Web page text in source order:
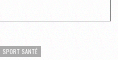
SPORT SANTÉ